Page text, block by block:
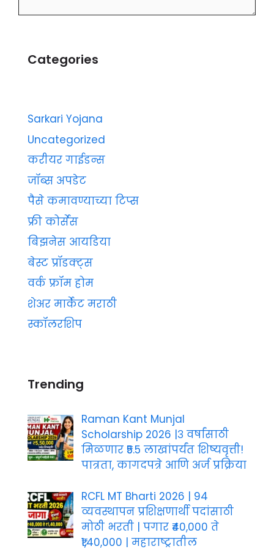
Categories
Sarkari Yojana
Uncategorized
करीयर गाईडन्स
जॉब्स अपडेट
पैसे कमावण्याच्या टिप्स
फ्री कोर्सेस
बिझनेस आयडिया
बेस्ट प्रॉडक्ट्स
वर्क फ्रॉम होम
शेअर मार्केट मराठी
स्कॉलरशिप
Trending
Raman Kant Munjal
Scholarship 2026 |३ वर्षांसाठी
मिळणार ₹5.5 लाखांपर्यंत शिष्यवृत्ती!
पात्रता, कागदपत्रे आणि अर्ज प्रक्रिया
RCFL MT Bharti 2026 | 94
व्यवस्थापन प्रशिक्षणार्थी पदांसाठी
मोठी भरती | पगार ₹40,000 ते
₹1,40,000 | महाराष्ट्रातील